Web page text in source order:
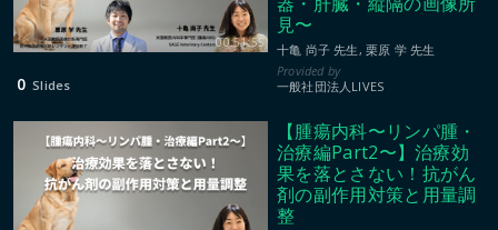
00:51:55
見〜
十亀 尚子 先生, 栗原 学 先生
一般社団法人LIVES
0 Slides
【腫瘍内科〜リンパ腫・
治療編Part2〜】治療効
果を落とさない！抗がん
剤の副作用対策と用量調
整